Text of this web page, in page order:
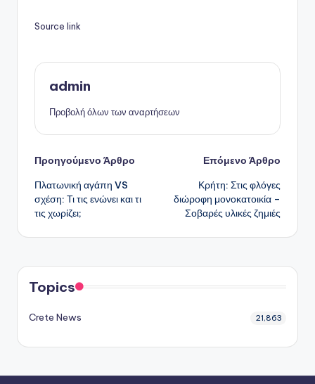
Source link
admin
Προβολή όλων των αναρτήσεων
Πλοήγηση
δημοσιεύσεων
Προηγούμενο Άρθρο
Πλατωνική αγάπη VS
σχέση: Τι τις ενώνει και τι
τις χωρίζει;
Επόμενο Άρθρο
Κρήτη: Στις φλόγες
διώροφη μονοκατοικία –
Σοβαρές υλικές ζημιές
Topics
Crete News 21,863